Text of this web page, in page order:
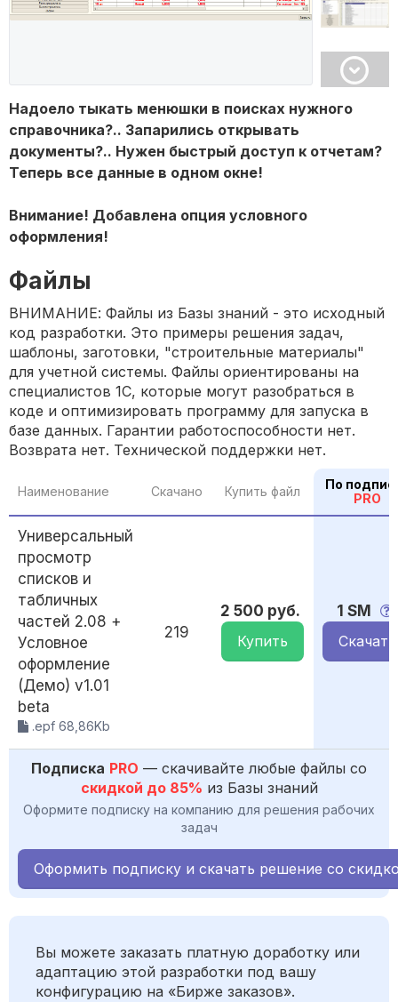
Надоело тыкать менюшки в поисках нужного
справочника?.. Запарились открывать
документы?.. Нужен быстрый доступ к отчетам?
Теперь все данные в одном окне!
Внимание! Добавлена опция условного
оформления!
Файлы
ВНИМАНИЕ: Файлы из Базы знаний - это исходный
код разработки. Это примеры решения задач,
шаблоны, заготовки, "строительные материалы"
для учетной системы. Файлы ориентированы на
специалистов 1С, которые могут разобраться в
коде и оптимизировать программу для запуска в
базе данных. Гарантии работоспособности нет.
Возврата нет. Технической поддержки нет.
Наименование Скачано Купить файл
По
PRO
Универсальный
просмотр
списков и
табличных
частей 2.08 +
Условное
оформление
(Демо) v1.01
beta
.epf 68,86Kb
219
2 500 руб.
Купить
1 SM
Скачать
Подписка PRO — скачивайте любые файлы со
скидкой до 85% из Базы знаний
Оформите подписку на компанию для решения рабочих
задач
Оформить подписку и скачать решение со
Вы можете заказать платную доработку или
адаптацию этой разработки под вашу
конфигурацию на «Бирже заказов».